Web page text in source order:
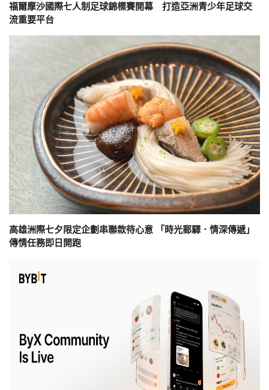
福爾摩沙國際七人制足球錦標賽開幕 打造亞洲青少年足球交
流重要平台
高雄洲際七夕限定企劃串聯款待心意 「時光郵驛．情深傳遞」
傳情任務即日開跑